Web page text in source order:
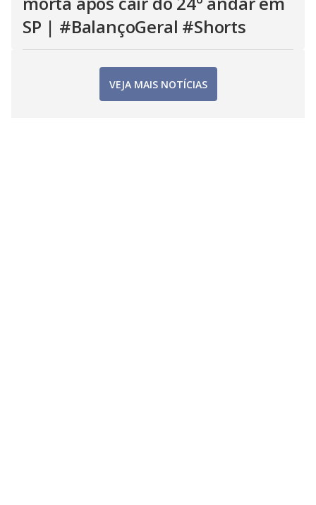
SP | #BalançoGeral #Shorts
VEJA MAIS NOTÍCIAS